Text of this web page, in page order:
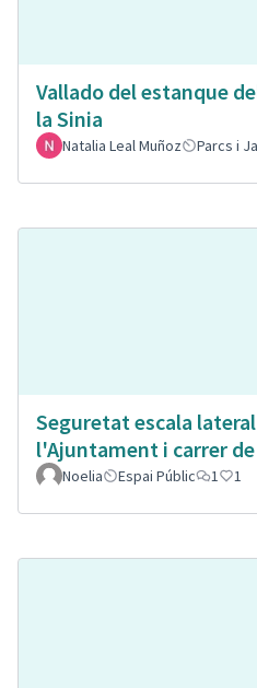
Vallado del estanque
la Sinia
Natalia Leal Muñoz Parcs i
Seguretat escala
l'Ajuntament i carrer de
Noelia Espai Públic 1 1